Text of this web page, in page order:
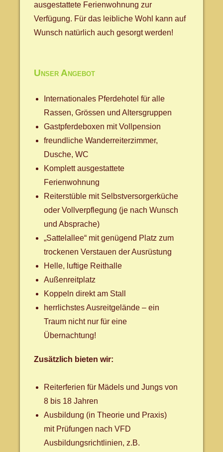
ausgestattete Ferienwohnung zur
Verfügung. Für das leibliche Wohl kann auf
Wunsch natürlich auch gesorgt werden!
Unser Angebot
Internationales Pferdehotel für alle
Rassen, Grössen und Altersgruppen
Gastpferdeboxen mit Vollpension
freundliche Wanderreiterzimmer,
Dusche, WC
Komplett ausgestattete
Ferienwohnung
Reiterstüble mit Selbstversorgerküche
oder Vollverpflegung (je nach Wunsch
und Absprache)
„Sattelallee“ mit genügend Platz zum
trockenen Verstauen der Ausrüstung
Helle, luftige Reithalle
Außenreitplatz
Koppeln direkt am Stall
herrlichstes Ausreitgelände – ein
Traum nicht nur für eine
Übernachtung!
Zusätzlich bieten wir:
Reiterferien für Mädels und Jungs von
8 bis 18 Jahren
Ausbildung (in Theorie und Praxis)
mit Prüfungen nach VFD
Ausbildungsrichtlinien, z.B.